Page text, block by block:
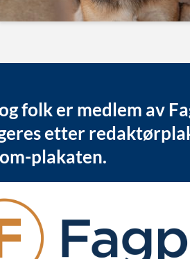
folk er medlem av
etter
plakaten.